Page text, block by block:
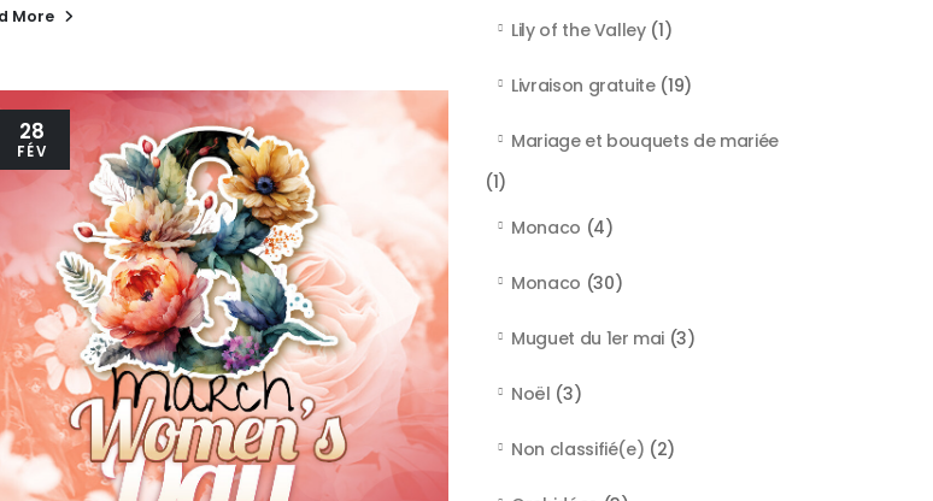
More
28
FÉV
Lily of the Valley(1)
Livraison gratuite(19)
Mariage et bouquets de mariée
(1)
Monaco (4)
Monaco (30)
Muguet du 1er mai (3)
Noël (3)
Non classifié(e) (2)